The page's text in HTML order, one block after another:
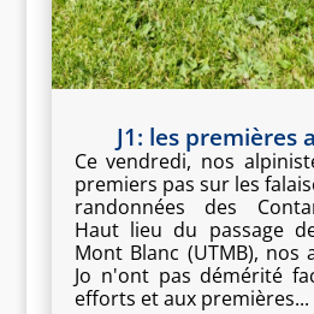
J1: les premières
Ce vendredi, nos
premiers pas sur les
randonnées des
Haut lieu du passage
Mont Blanc (UTMB), nos
Jo n'ont pas démérité
efforts et aux premières...